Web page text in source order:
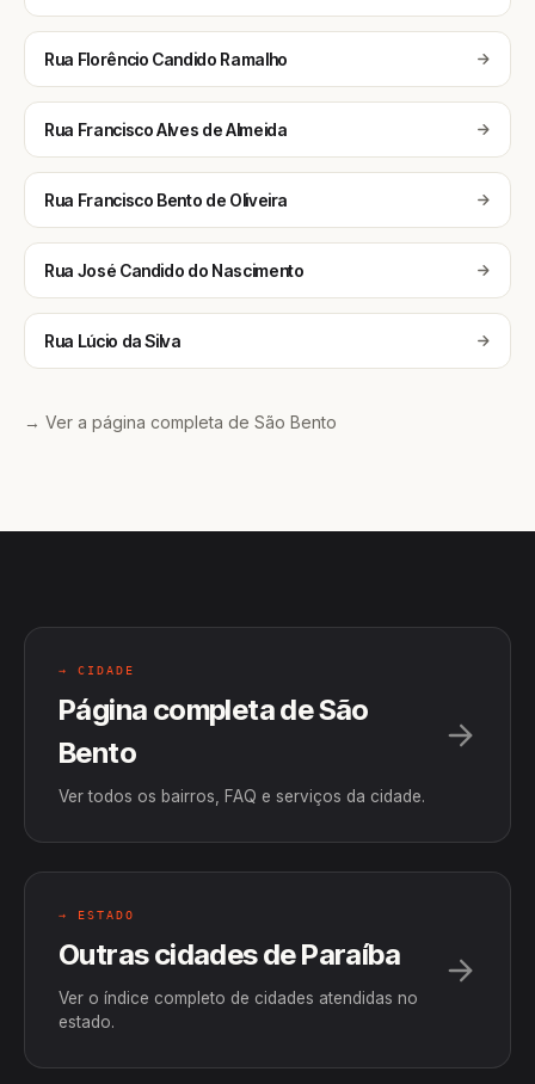
Rua Florêncio Candido Ramalho
Rua Francisco Alves de Almeida
Rua Francisco Bento de Oliveira
Rua José Candido do Nascimento
Rua Lúcio da Silva
→ Ver a página completa de São Bento
→ CIDADE
Página completa de São
Bento
Ver todos os bairros, FAQ e serviços da cidade.
→ ESTADO
Outras cidades de Paraíba
Ver o índice completo de cidades atendidas no
estado.